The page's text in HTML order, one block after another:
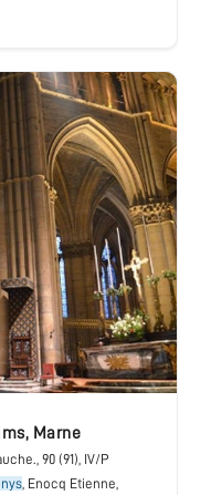
, Marne
, 90 (91), IV/P
, Enocq Etienne,